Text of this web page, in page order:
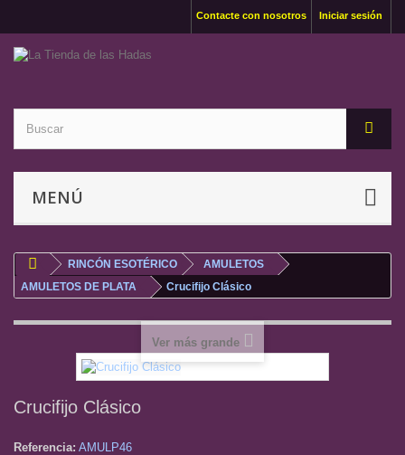
Iniciar sesión
Contacte con nosotros
MENÚ
RINCÓN ESOTÉRICO
AMULETOS
AMULETOS DE PLATA
Crucifijo Clásico
Ver más grande
Crucifijo Clásico
Referencia: AMULP46